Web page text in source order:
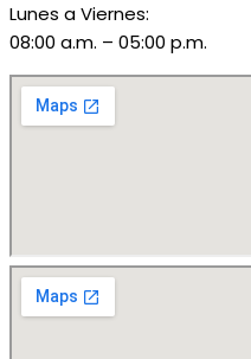
Lunes a Viernes:
08:00 a.m. – 05:00 p.m.